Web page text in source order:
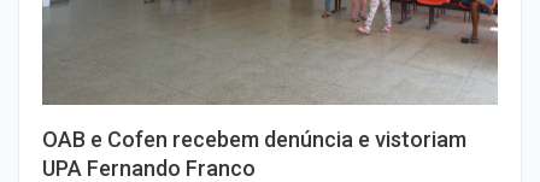
OAB e Cofen recebem denúncia e vistoriam
UPA Fernando Franco